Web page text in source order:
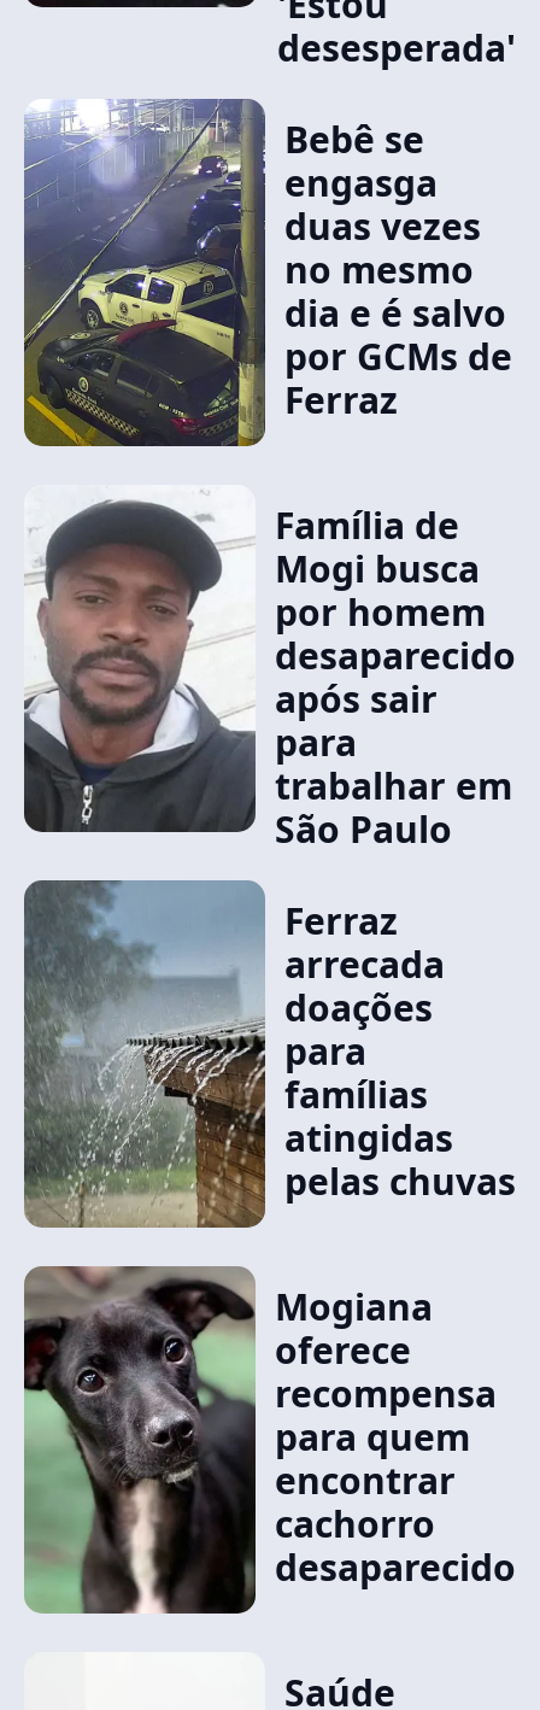
desesperada'
Bebê se
engasga
duas vezes
no mesmo
dia e é salvo
por GCMs de
Ferraz
Família de
Mogi busca
por homem
desaparecido
após sair
para
trabalhar em
São Paulo
Ferraz
arrecada
doações
para
famílias
atingidas
pelas chuvas
Mogiana
oferece
recompensa
para quem
encontrar
cachorro
desaparecido
Saúde